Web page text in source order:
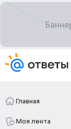
Главная
Моя лента